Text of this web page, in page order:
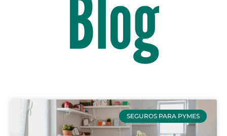
Blog
SEGUROS PARA PYMES